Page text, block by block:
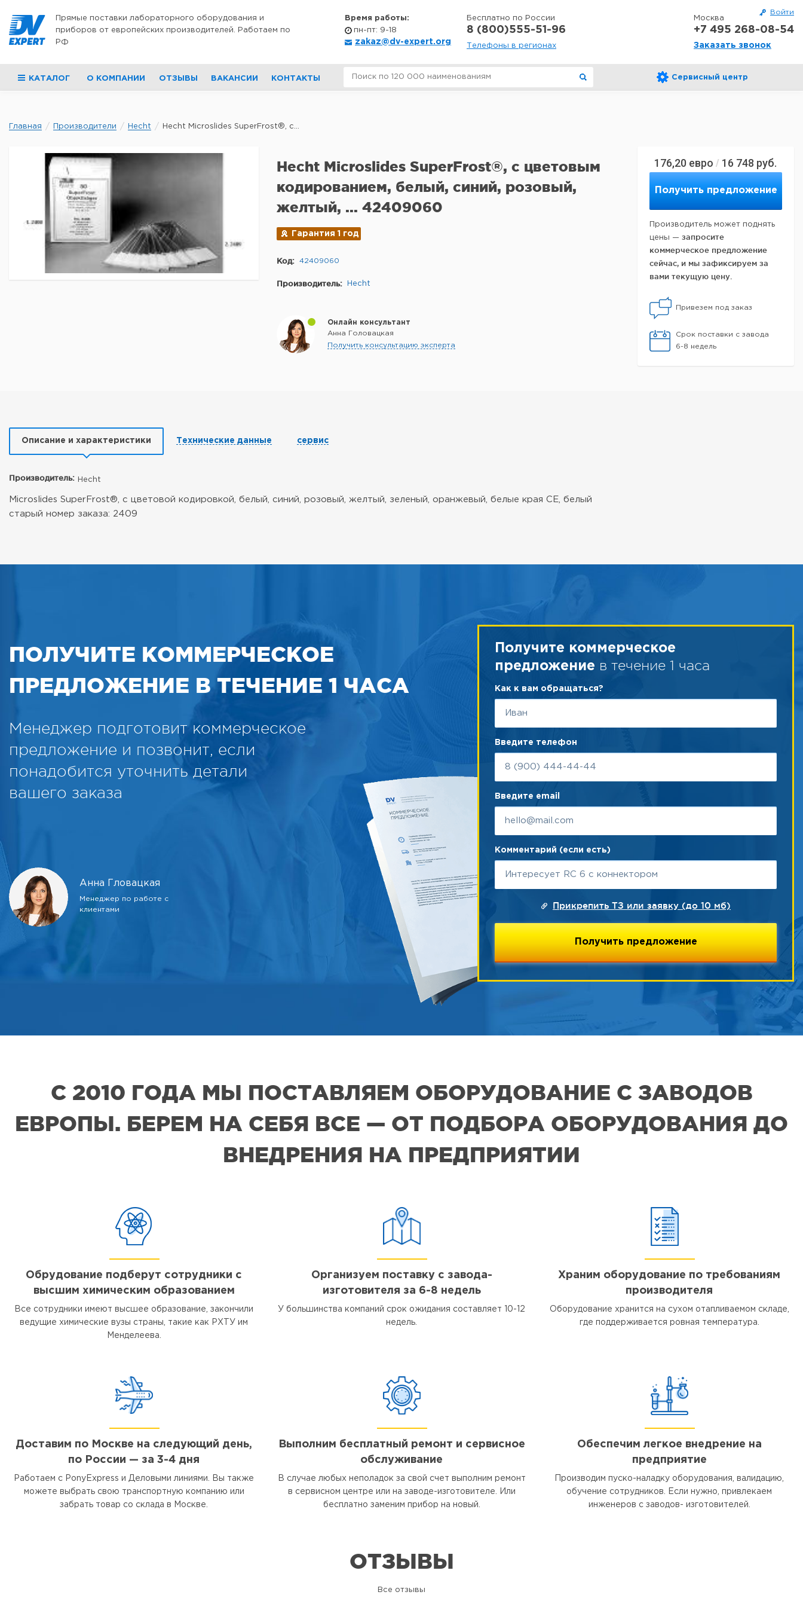
Войти
Прямые поставки лабораторного оборудования и
приборов от европейских производителей. Работаем по
РФ
Время работы:
пн-пт: 9-18
zakaz@dv-expert.org
Бесплатно по России
8 (800)555-51-96
Телефоны в регионах
Москва
+7 495 268-08-54
Заказать звонок
КАТАЛОГ О КОМПАНИИ ОТЗЫВЫ ВАКАНСИИ КОНТАКТЫ Сервисный центр
Главная Производители Hecht Hecht Microslides SuperFrost®, с...
176,20 евро / 16 748 руб.
Получить предложение
Производитель может поднять
цены — запросите
коммерческое предложение
сейчас, и мы зафиксируем за
вами текущую цену.
Привезем под заказ
Срок поставки с завода
6-8 недель
Hecht Microslides SuperFrost®, с цветовым
кодированием, белый, синий, розовый,
желтый, ... 42409060
Гарантия 1 год
Код: 42409060
Производитель: Hecht
Онлайн консультант
Анна Головацкая
Получить консультацию эксперта
Описание и характеристики Технические данные сервис
Производитель: Hecht
Microslides SuperFrost®, с цветовой кодировкой, белый, синий, розовый, желтый, зеленый, оранжевый, белые края CE, белый
старый номер заказа: 2409
ПОЛУЧИТЕ КОММЕРЧЕСКОЕ
ПРЕДЛОЖЕНИЕ В ТЕЧЕНИЕ 1 ЧАСА
Менеджер подготовит коммерческое
предложение и позвонит, если
понадобится уточнить детали
вашего заказа
Анна Гловацкая
Менеджер по работе с
клиентами
Получите коммерческое
предложение в течение 1 часа
Как к вам обращаться?
Введите телефон
Введите email
Комментарий (если есть)
Прикрепить ТЗ или заявку (до 10 мб)
С 2010 ГОДА МЫ ПОСТАВЛЯЕМ ОБОРУДОВАНИЕ С ЗАВОДОВ
ЕВРОПЫ. БЕРЕМ НА СЕБЯ ВСЕ — ОТ ПОДБОРА ОБОРУДОВАНИЯ ДО
ВНЕДРЕНИЯ НА ПРЕДПРИЯТИИ
Обрудование подберут сотрудники с
высшим химическим образованием
Все сотрудники имеют высшее образование, закончили
ведущие химические вузы страны, такие как РХТУ им
Менделеева.
Организуем поставку с завода-
изготовителя за 6-8 недель
У большинства компаний срок ожидания составляет 10-12
недель.
Храним оборудование по требованиям
производителя
Оборудование хранится на сухом отапливаемом складе,
где поддерживается ровная температура.
Доставим по Москве на следующий день,
по России — за 3-4 дня
Работаем с PonyExpress и Деловыми линиями. Вы также
можете выбрать свою транспортную компанию или
забрать товар со склада в Москве.
Выполним бесплатный ремонт и сервисное
обслуживание
В случае любых неполадок за свой счет выполним ремонт
в сервисном центре или на заводе-изготовителе. Или
бесплатно заменим прибор на новый.
Обеспечим легкое внедрение на
предприятие
Производим пуско-наладку оборудования, валидацию,
обучение сотрудников. Если нужно, привлекаем
инженеров с заводов- изготовителей.
ОТЗЫВЫ
Все отзывы